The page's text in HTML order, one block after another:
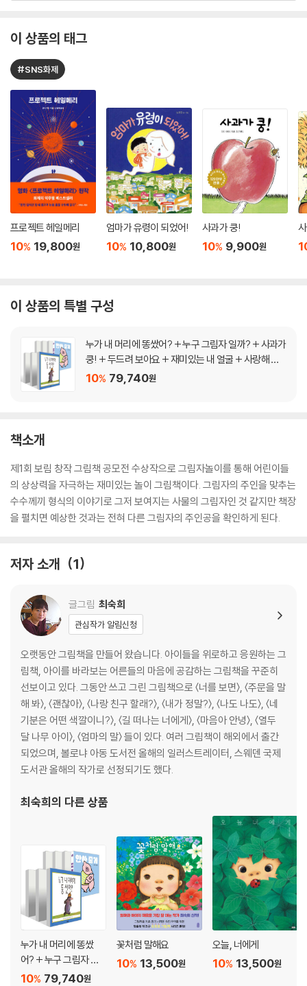
이 상품의 태그
#SNS화제
프로젝트 헤일메리
10% 19,800원
엄마가 유령이 되었어!
10% 10,800원
사과가 쿵!
10% 9,900원
이 상품의 특별 구성
누가 내 머리에 똥쌌어? + 누구 그림자 일까? + 사과가
쿵! + 두드려 보아요 + 재미있는 내 얼굴 + 사랑해 사
랑해 사랑해 + 안아 줄게 세트
10% 79,740원
책소개
제1회 보림 창작 그림책 공모전 수상작으로 그림자놀이를 통해 어린이들
의 상상력을 자극하는 재미있는 놀이 그림책이다. 그림자의 주인을 맞추는
수수께끼 형식의 이야기로 그저 보여지는 사물의 그림자인 것 같지만 책장
을 펼치면 예상한 것과는 전혀 다른 그림자의 주인공을 확인하게 된다.
저자 소개 1
글그림 최숙희
관심작가 알림신청
오랫동안 그림책을 만들어 왔습니다. 아이들을 위로하고 응원하는 그
림책, 아이를 바라보는 어른들의 마음에 공감하는 그림책을 꾸준히
선보이고 있다. 그동안 쓰고 그린 그림책으로 〈너를 보면〉, 〈주문을 말
해 봐〉, 〈괜찮아〉, 〈나랑 친구 할래?〉, 〈내가 정말?〉, 〈나도 나도〉, 〈네
기분은 어떤 색깔이니?〉, 〈길 떠나는 너에게〉, 〈마음아 안녕〉, 〈열두
달 나무 아이〉, 〈엄마의 말〉 들이 있다. 여러 그림책이 해외에서 출간
되었으며, 볼로냐 아동 도서전 올해의 일러스트레이터, 스웨덴 국제
도서관 올해의 작가로 선정되기도 했다.
최숙희의 다른 상품
누가 내 머리에 똥쌌
어? + 누구 그림자 일
까? + 사과가 쿵! + 두
79,740원
10%
꽃처럼 말해요
13,500원
10%
오늘, 너에게
13,500원
10%